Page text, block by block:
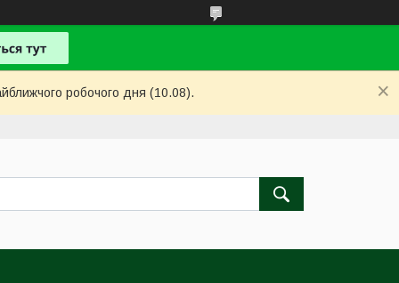
робочого дня (10.08).